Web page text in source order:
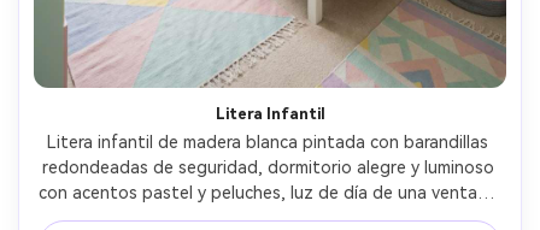
Litera Infantil
Litera infantil de madera blanca pintada con barandillas
redondeadas de seguridad, dormitorio alegre y luminoso
con acentos pastel y peluches, luz de día de una ventana
grande, foto con Nikon Z8, 24mm, f/5.6, perspectiva